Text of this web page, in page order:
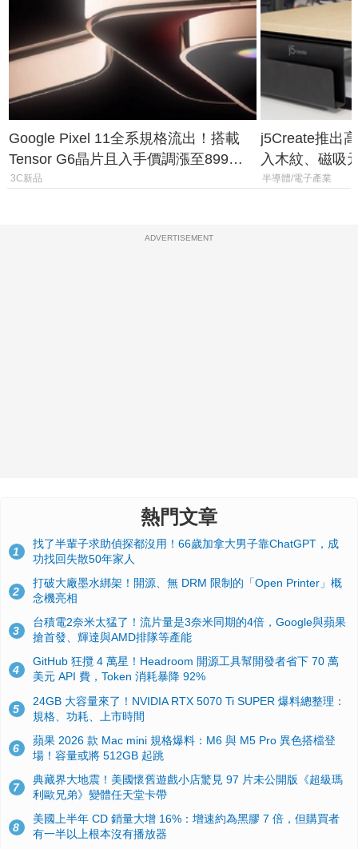
Google Pixel 11全系規格流出！搭載
Tensor G6晶片且入手價調漲至899美
元
3C新品
j5Create推出
入木紋、磁吸
半導體/電子產業
ADVERTISEMENT
熱門文章
1
找了半輩子求助偵探都沒用！66歲加拿大男子靠ChatGPT，成
功找回失散50年家人
2
打破大廠墨水綁架！開源、無 DRM 限制的「Open Printer」概
念機亮相
3
台積電2奈米太猛了！流片量是3奈米同期的4倍，Google與蘋果
搶首發、輝達與AMD排隊等產能
4
GitHub 狂攬 4 萬星！Headroom 開源工具幫開發者省下 70 萬
美元 API 費，Token 消耗暴降 92%
5
24GB 大容量來了！NVIDIA RTX 5070 Ti SUPER 爆料總整理：
規格、功耗、上市時間
6
蘋果 2026 款 Mac mini 規格爆料：M6 與 M5 Pro 異色搭檔登
場！容量或將 512GB 起跳
7
典藏界大地震！美國懷舊遊戲小店驚見 97 片未公開版《超級瑪
利歐兄弟》變體任天堂卡帶
8
美國上半年 CD 銷量大增 16%：增速約為黑膠 7 倍，但購買者
有一半以上根本沒有播放器